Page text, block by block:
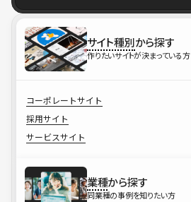
サイト種別から探す
作りたいサイトが決まっている方
コーポレートサイト
採用サイト
サービスサイト
業種から探す
同業種の事例を知りたい方